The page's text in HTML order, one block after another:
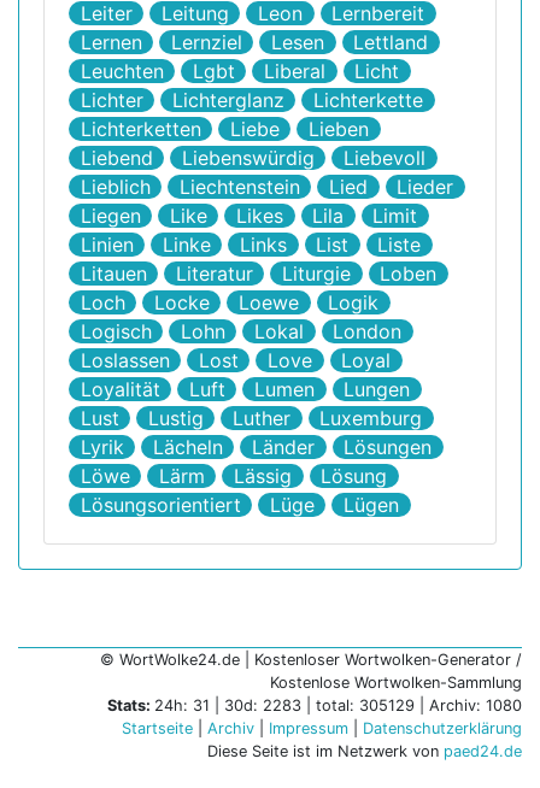
Leiter
Leitung Leon
Lernbereit
Lernen
Lernziel Lesen
Lettland
Leuchten
Lgbt Liberal
Licht
Lichter
Lichterglanz
Lichterkette
Lichterketten
Liebe
Lieben
Liebend
Liebenswürdig
Liebevoll
Lieblich
Liechtenstein Lied
Lieder
Liegen
Like Likes Lila
Limit
Linien
Linke Links List
Liste
Litauen
Literatur Liturgie
Loben
Loch
Locke Loewe
Logik
Logisch
Lohn Lokal
London
Loslassen
Lost Love
Loyal
Loyalität
Luft Lumen
Lungen
Lust
Lustig Luther
Luxemburg
Lyrik
Lächeln Länder
Lösungen
Löwe
Lärm Lässig
Lösung
Lösungsorientiert
Lüge Lügen
© WortWolke24.de | Kostenloser Wortwolken-Generator /
Kostenlose Wortwolken-Sammlung
Stats: 24h: 31 | 30d: 2283 | total: 305129 | Archiv: 1080
Startseite
Archiv Impressum
Datenschutzerklärung
Diese Seite ist im Netzwerk von paed24.de